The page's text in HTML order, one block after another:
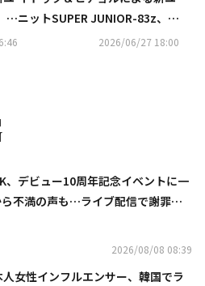
7 ニットSUPER JUNIOR-83z、8
月2日の東京公演のライブ・ビ
2026/06/27 18:00
、デビュー10周年記念イベントに一
不満の声も…ライブ配信で謝罪
2026/08/08 08:39
女性インフルエンサー、韓国でラ